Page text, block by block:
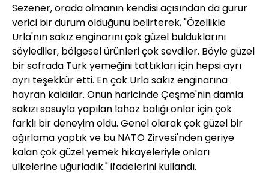
Sezener, orada olmanın kendisi açısından da gurur
verici bir durum olduğunu belirterek, "Özellikle
Urla'nın sakız enginarını çok güzel bulduklarını
söylediler, bölgesel ürünleri çok sevdiler. Böyle güzel
bir sofrada Türk yemeğini tattıkları için hepsi ayrı
ayrı teşekkür etti. En çok Urla sakız enginarına
hayran kaldılar. Onun haricinde Çeşme'nin damla
sakızı sosuyla yapılan lahoz balığı onlar için çok
farklı bir deneyim oldu. Genel olarak çok güzel bir
ağırlama yaptık ve bu NATO Zirvesi'nden geriye
kalan çok güzel yemek hikayeleriyle onları
ülkelerine uğurladık." ifadelerini kullandı.